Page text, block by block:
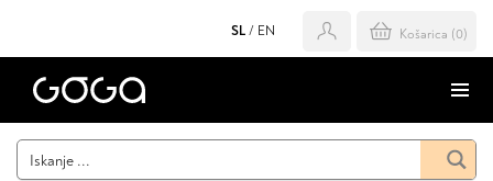
SL / EN Košarica (0)